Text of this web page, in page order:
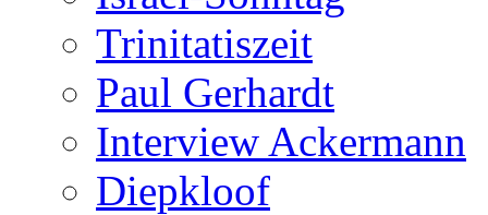
Trinitatiszeit
Paul Gerhardt
Interview Ackermann
Diepkloof